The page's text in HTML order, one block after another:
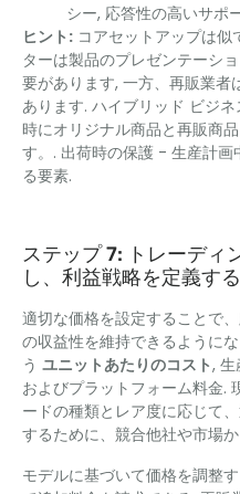
シー, 応答性の高いサポ
ヒント: コアセットアップは似
ターは製品のプレゼンテーシ
要があります, 一方、再販業
あります. ハイブリッド ビジ
時にオリジナル商品と再販商
す。. 出荷時の保護 - 生産計画
る要素.
ステップ 7: トレーディ
し、利益戦略を定義する
適切な価格を設定することで
の収益性を維持できるように
う ユニットあたりのコスト,
およびプラットフォーム料金.
ードの種類とレア度に応じて
するために、競合他社や市場
モデルに基づいて価格を調整